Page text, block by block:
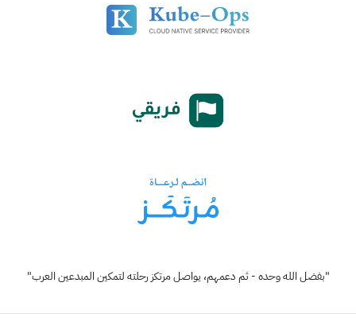
"بفضل الله وحده - ثم دعمهم، يواصل مرتكز رحلته لتمكين المبدعين العرب"